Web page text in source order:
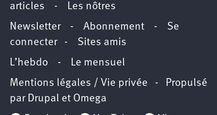
articles - Les nôtres
Newsletter- Abonnement - Se
connecter- Sites amis
L’hebdo - Le mensuel
Mentions légales / Vie privée - Propulsé
par Drupal et Omega